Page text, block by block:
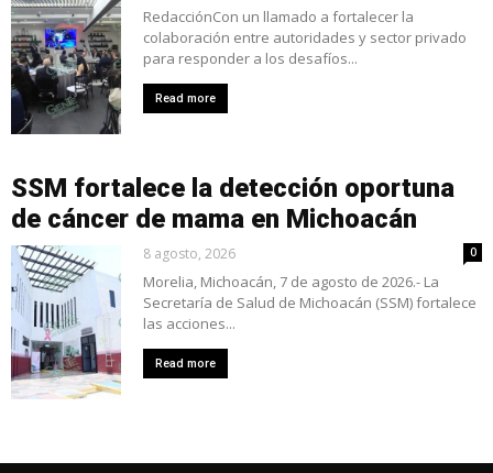
RedacciónCon un llamado a fortalecer la
colaboración entre autoridades y sector privado
para responder a los desafíos...
Read more
SSM fortalece la detección oportuna
de cáncer de mama en Michoacán
8 agosto, 2026 0
Morelia, Michoacán, 7 de agosto de 2026.- La
Secretaría de Salud de Michoacán (SSM) fortalece
las acciones...
Read more